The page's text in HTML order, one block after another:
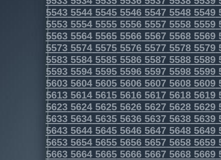
5543554455455546554755485549
5553555455555556555755585559
5563556455655566556755685569
5573557455755576557755785579
5583558455855586558755885589
5593559455955596559755985599
5603560456055606560756085609
5613561456155616561756185619
5623562456255626562756285629
5633563456355636563756385639
5643564456455646564756485649
5653565456555656565756585659
5663566456655666566756685669